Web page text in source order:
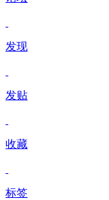
发现
发贴
收藏
标签